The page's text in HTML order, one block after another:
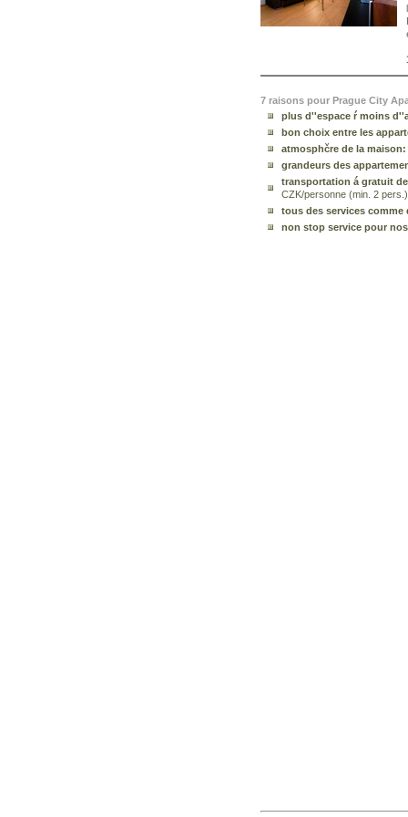
7 raisons pour Prague City
plus d''espace ŕ moins
bon choix entre les
atmosphčre de la maison:
grandeurs des
transportation á gratuit
CZK/personne (min. 2
tous des services comme
non stop service pour